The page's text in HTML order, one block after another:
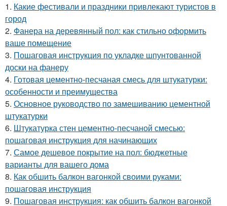
1. Какие фестивали и праздники привлекают туристов в
город
2. Фанера на деревянный пол: как стильно оформить
ваше помещение
3. Пошаговая инструкция по укладке шпунтованной
доски на фанеру
4. Готовая цементно-песчаная смесь для штукатурки:
особенности и преимущества
5. Основное руководство по замешиванию цементной
штукатурки
6. Штукатурка стен цементно-песчаной смесью:
пошаговая инструкция для начинающих
7. Самое дешевое покрытие на пол: бюджетные
варианты для вашего дома
8. Как обшить балкон вагонкой своими руками:
пошаговая инструкция
9. Пошаговая инструкция: как обшить балкон вагонкой